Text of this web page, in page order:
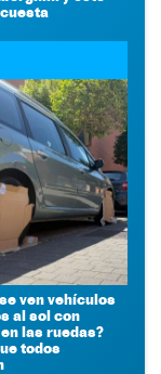
ven vehículos
al sol con
las ruedas?
todos